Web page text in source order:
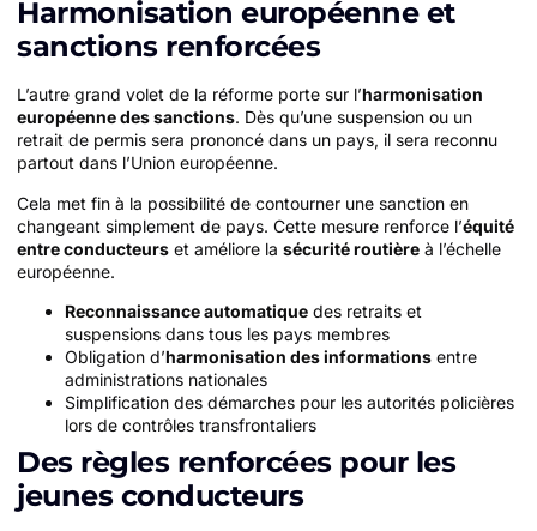
Harmonisation européenne et
sanctions renforcées
L’autre grand volet de la réforme porte sur l’harmonisation
européenne des sanctions. Dès qu’une suspension ou un
retrait de permis sera prononcé dans un pays, il sera reconnu
partout dans l’Union européenne.
Cela met fin à la possibilité de contourner une sanction en
changeant simplement de pays. Cette mesure renforce l’équité
entre conducteurs et améliore la sécurité routière à l’échelle
européenne.
Reconnaissance automatique des retraits et
suspensions dans tous les pays membres
Obligation d’harmonisation des informations entre
administrations nationales
Simplification des démarches pour les autorités policières
lors de contrôles transfrontaliers
Des règles renforcées pour les
jeunes conducteurs